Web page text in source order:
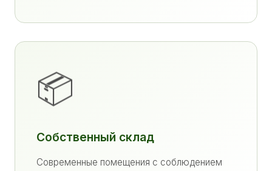
📦
Собственный склад
Современные помещения с соблюдением